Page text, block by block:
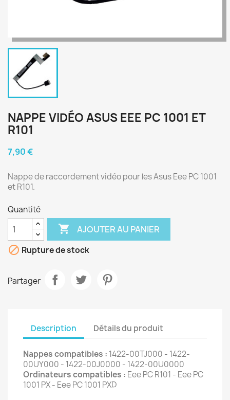
NAPPE VIDÉO ASUS EEE PC 1001 ET
R101
7,90 €
Nappe de raccordement vidéo pour les Asus Eee PC 1001
et R101.
Quantité
 AJOUTER AU PANIER
 Rupture de stock
Partager
Description Détails du produit
Nappes compatibles : 1422-00TJ000 - 1422-
00UY000 - 1422-00J0000 - 1422-00U0000
Ordinateurs compatibles : Eee PC R101 - Eee PC
1001 PX - Eee PC 1001 PXD